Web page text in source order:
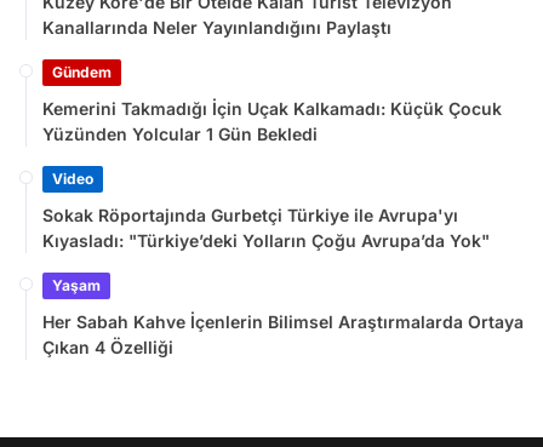
Kanallarında Neler Yayınlandığını Paylaştı
Gündem
Kemerini Takmadığı İçin Uçak Kalkamadı: Küçük Çocuk
Yüzünden Yolcular 1 Gün Bekledi
Video
Sokak Röportajında Gurbetçi Türkiye ile Avrupa'yı
Kıyasladı: "Türkiye’deki Yolların Çoğu Avrupa’da Yok"
Yaşam
Her Sabah Kahve İçenlerin Bilimsel Araştırmalarda Ortaya
Çıkan 4 Özelliği